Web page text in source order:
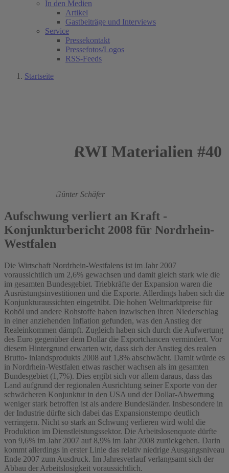
In den Medien
Artikel
Gastbeiträge und Interviews
Service
Pressekontakt
Pressefotos/Logos
RSS-Feeds
Startseite
RWI Materialien #40
Günter Schäfer
Aufschwung verliert an Kraft -
Konjunkturbericht 2008 für Nordrhein-
Westfalen
Die Wirtschaft Nordrhein-Westfalens ist im Jahr 2007
voraussichtlich um 2,6% gewachsen und damit gleich stark wie die
im gesamten Bundesgebiet. Triebkräfte der Expansion waren die
Ausrüstungsinvestitionen und die Exporte. Allerdings haben sich die
Konjunkturaussichten eingetrübt. Die hohen Weltmarktpreise für
Rohöl und andere Rohstoffe haben inzwischen ihren Niederschlag
in einer anziehenden Inflation gefunden, was den Anstieg der
Realeinkommen dämpft. Zugleich haben sich durch die Aufwertung
des Euro gegenüber dem Dollar die Exportchancen vermindert. Vor
diesem Hintergrund erwarten wir, dass sich der Anstieg des realen
Brutto- inlandsprodukts 2008 auf 1,8% abschwächt. Damit würde es
in Nordrhein-Westfalen etwas rascher wachsen als im gesamten
Bundesgebiet (1,7%). Dies ergibt sich vor allem daraus, dass das
Land aufgrund der regionalen Ausrichtung seiner Exporte von der
schwächeren Konjunktur in den USA und der Dollar-Abwertung
weniger stark betroffen ist als andere Bundesländer. Insbesondere in
der Industrie dürfte sich dabei das Expansionstempo deutlich
verringern. Nicht so stark an Schwung verlieren wird wohl die
Produktion im Dienstleistungssektor. Die Arbeitslosenquote dürfte
von 9,6% im Jahr 2007 auf 8,9% im Jahr 2008 zurückgehen. Darin
kommt allerdings in erster Linie das relativ niedrige Ausgangsniveau
Ende 2007 zum Ausdruck. Im Jahresverlauf verlangsamt sich der
Abbau der Arbeitslosigkeit voraussichtlich.